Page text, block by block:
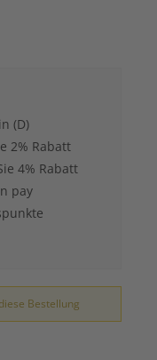
(D)
2% Rabatt
4% Rabatt
pay
Bestellung